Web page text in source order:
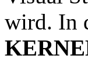
wird. In